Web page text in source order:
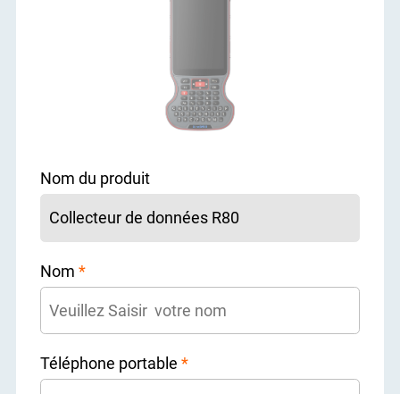
Nom du produit
Nom *
Téléphone portable *